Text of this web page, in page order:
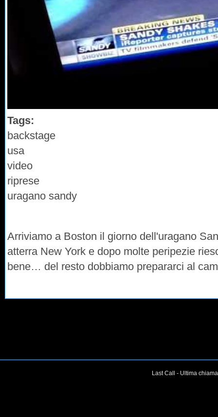
Tags:
backstage
usa
video
riprese
uragano sandy
Arriviamo a Boston il giorno dell'uragano
atterra New York e dopo molte peripezie
bene… del resto dobbiamo prepararci al
Last Call - Ultima